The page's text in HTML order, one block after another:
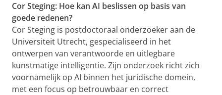
Cor Steging: Hoe kan AI beslissen op basis van
goede redenen?
Cor Steging is postdoctoraal onderzoeker aan de
Universiteit Utrecht, gespecialiseerd in het
ontwerpen van verantwoorde en uitlegbare
kunstmatige intelligentie. Zijn onderzoek richt zich
voornamelijk op AI binnen het juridische domein,
met een focus op betrouwbaar en correct